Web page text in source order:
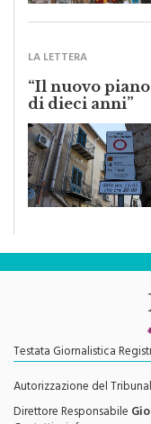
LA LETTERA
“Il nuovo
di dieci anni”
Testata Giornalistica
Autorizzazione del